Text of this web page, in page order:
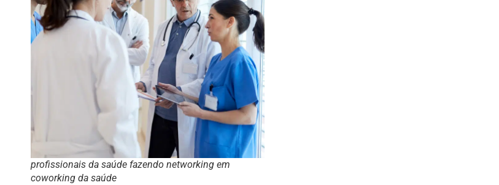
profissionais da saúde fazendo networking em
coworking da saúde